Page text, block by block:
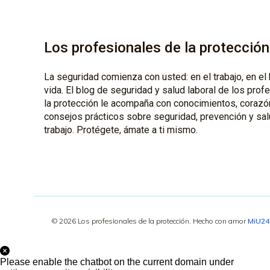
Los profesionales de la protección
La seguridad comienza con usted: en el trabajo, en el
vida. El blog de seguridad y salud laboral de los
la protección le acompaña con conocimientos,
consejos prácticos sobre seguridad, prevención y
trabajo. Protégete, ámate a ti mismo.
© 2026 Los profesionales de la protección. Hecho con amor
Please enable the chatbot on the current domain under